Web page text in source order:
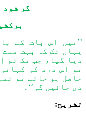
گر شود
’’میں اس بات کے
یہاں تک کہ بہت
دیا گیا، جب تک تم
تو اس درد کی
حاصل ہو جائے تو
دی جائیں گی‘‘۔
تشریح: